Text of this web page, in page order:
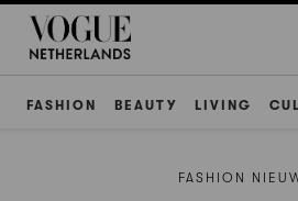
FASHION BEAUTY LIVING
FASHION